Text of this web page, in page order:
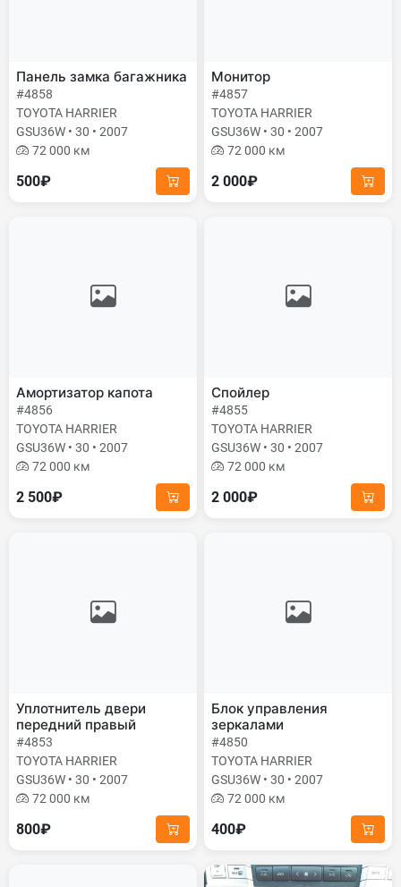
Панель замка багажника
#4858
TOYOTA HARRIER
GSU36W • 30 • 2007
72 000 км
500₽
Монитор
#4857
TOYOTA HARRIER
GSU36W • 30 • 2007
72 000 км
2 000₽
Амортизатор капота
#4856
TOYOTA HARRIER
GSU36W • 30 • 2007
72 000 км
2 500₽
Спойлер
#4855
TOYOTA HARRIER
GSU36W • 30 • 2007
72 000 км
2 000₽
Уплотнитель двери
передний правый
#4853
TOYOTA HARRIER
GSU36W • 30 • 2007
72 000 км
800₽
Блок управления
зеркалами
#4850
TOYOTA HARRIER
GSU36W • 30 • 2007
72 000 км
400₽